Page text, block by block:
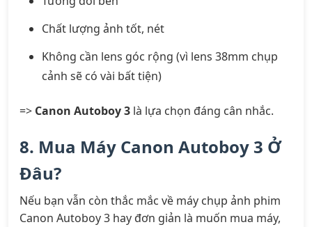
Chất lượng ảnh tốt, nét
Không cần lens góc rộng (vì lens 38mm chụp
cảnh sẽ có vài bất tiện)
=> Canon Autoboy 3 là lựa chọn đáng cân nhắc.
8. Mua Máy Canon Autoboy 3 Ở
Đâu?
Nếu bạn vẫn còn thắc mắc về máy chụp ảnh phim
Canon Autoboy 3 hay đơn giản là muốn mua máy,